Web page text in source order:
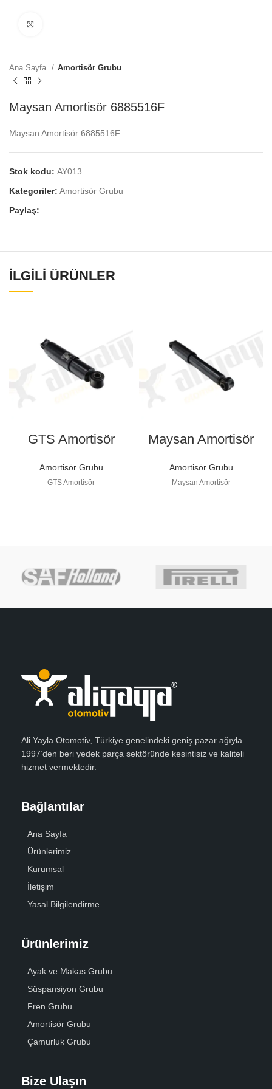
Ana Sayfa Amortisör Grubu
Maysan Amortisör 6885516F
Maysan Amortisör 6885516F
Stok kodu: AY013
Kategoriler: Amortisör Grubu
Paylaş:
İLGILI ÜRÜNLER
GTS Amortisör
Amortisör Grubu
GTS Amortisör
Maysan Amortisör
Amortisör Grubu
Maysan Amortisör
Ali Yayla Otomotiv, Türkiye genelindeki geniş pazar ağıyla
1997’den beri yedek parça sektöründe kesintisiz ve kaliteli
hizmet vermektedir.
Bağlantılar
Ana Sayfa
Ürünlerimiz
Kurumsal
İletişim
Yasal Bilgilendirme
Ürünlerimiz
Ayak ve Makas Grubu
Süspansiyon Grubu
Fren Grubu
Amortisör Grubu
Çamurluk Grubu
Bize Ulaşın